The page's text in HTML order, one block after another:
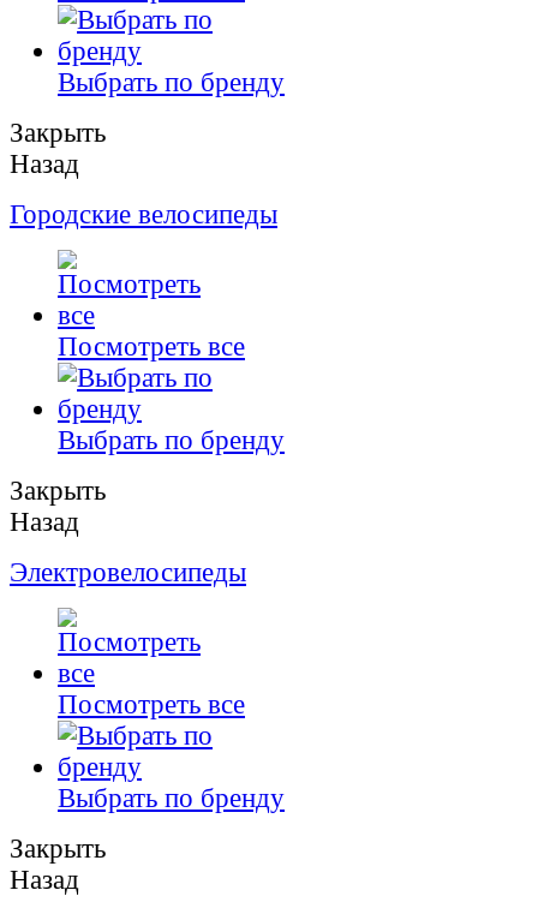
Выбрать по бренду
Закрыть
Назад
Городские велосипеды
Посмотреть все
Выбрать по бренду
Закрыть
Назад
Электровелосипеды
Посмотреть все
Выбрать по бренду
Закрыть
Назад